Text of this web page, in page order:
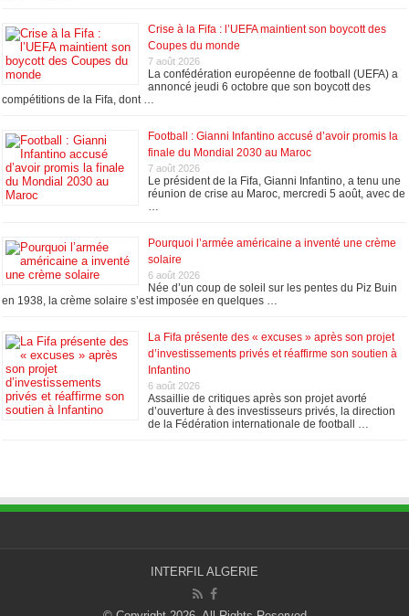
Crise à la Fifa : l’UEFA maintient son boycott des
Coupes du monde
7 août 2026
La confédération européenne de football (UEFA) a
annoncé jeudi 6 octobre que son boycott des
compétitions de la Fifa, dont …
Football : Gianni Infantino accusé d’avoir promis la
finale du Mondial 2030 au Maroc
7 août 2026
Le président de la Fifa, Gianni Infantino, a tenu une
réunion de crise au Maroc, mercredi 5 août, avec de
Pourquoi l’armée américaine a inventé une crème
solaire
6 août 2026
Née d’un coup de soleil sur les pentes du Piz Buin
en 1938, la crème solaire s’est imposée en quelques …
La Fifa présente des « excuses » après son projet
d’investissements privés et réaffirme son soutien à
Infantino
6 août 2026
Assaillie de critiques après son projet avorté
d’ouverture à des investisseurs privés, la direction
de la Fédération internationale de football …
INTERFIL ALGERIE